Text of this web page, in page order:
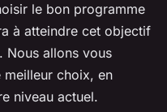
le bon programme
à atteindre cet objectif
Nous allons vous
choix, en
niveau actuel.